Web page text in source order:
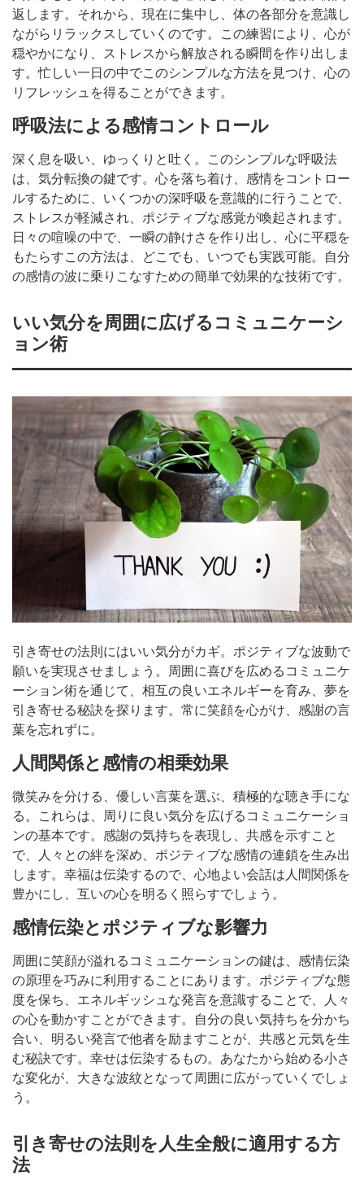
返します。それから、現在に集中し、体の各部分を意識し
ながらリラックスしていくのです。この練習により、心が
穏やかになり、ストレスから解放される瞬間を作り出しま
す。忙しい一日の中でこのシンプルな方法を見つけ、心の
リフレッシュを得ることができます。
呼吸法による感情コントロール
深く息を吸い、ゆっくりと吐く。このシンプルな呼吸法
は、気分転換の鍵です。心を落ち着け、感情をコントロー
ルするために、いくつかの深呼吸を意識的に行うことで、
ストレスが軽減され、ポジティブな感覚が喚起されます。
日々の喧噪の中で、一瞬の静けさを作り出し、心に平穏を
もたらすこの方法は、どこでも、いつでも実践可能。自分
の感情の波に乗りこなすための簡単で効果的な技術です。
いい気分を周囲に広げるコミュニケーシ
ョン術
引き寄せの法則にはいい気分がカギ。ポジティブな波動で
願いを実現させましょう。周囲に喜びを広めるコミュニケ
ーション術を通じて、相互の良いエネルギーを育み、夢を
引き寄せる秘訣を探ります。常に笑顔を心がけ、感謝の言
葉を忘れずに。
人間関係と感情の相乗効果
微笑みを分ける、優しい言葉を選ぶ、積極的な聴き手にな
る。これらは、周りに良い気分を広げるコミュニケーショ
ンの基本です。感謝の気持ちを表現し、共感を示すこと
で、人々との絆を深め、ポジティブな感情の連鎖を生み出
します。幸福は伝染するので、心地よい会話は人間関係を
豊かにし、互いの心を明るく照らすでしょう。
感情伝染とポジティブな影響力
周囲に笑顔が溢れるコミュニケーションの鍵は、感情伝染
の原理を巧みに利用することにあります。ポジティブな態
度を保ち、エネルギッシュな発言を意識することで、人々
の心を動かすことができます。自分の良い気持ちを分かち
合い、明るい発言で他者を励ますことが、共感と元気を生
む秘訣です。幸せは伝染するもの。あなたから始める小さ
な変化が、大きな波紋となって周囲に広がっていくでしょ
う。
引き寄せの法則を人生全般に適用する方
法